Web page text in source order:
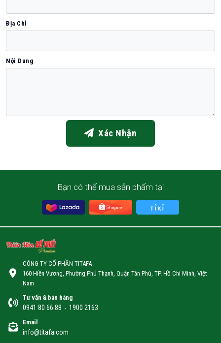
Địa Chỉ
Nội Dung
Xác Nhận
Bạn có thể mua sản phẩm tại
CÔNG TY CỔ PHẦN TITAFA
160 Hiền Vương, Phường Phú Thạnh, Quận Tân Phú, TP. Hồ Chí Minh, Việt
Nam
Tư vấn & bán hàng
0941 80 66 88 - 1900 2163
Email
info@titafa.com